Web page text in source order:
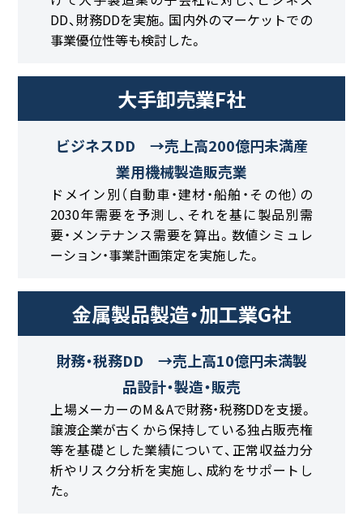
DD、財務DDを実施。国内外のマーケットでの
事業優位性等も検討した。
大手卸売業F社
ビジネスDD →売上高200億円未満産
業用機械製造販売業
ドメイン別（自動車・建材・船舶・その他）の
2030年需要を予測し、それを基に製品別需
要・メンテナンス需要を算出。数値シミュレ
ーション・事業計画策定を実施した。
金属製品製造・加工業G社
財務・税務DD →売上高10億円未満製
品設計・製造・販売
上場メーカーのM＆Aで財務・税務DDを支援。
譲渡企業が古くから保持している独占販売権
等を基礎とした業績について、正常収益力分
析やリスク分析を実施し、成約をサポートし
た。